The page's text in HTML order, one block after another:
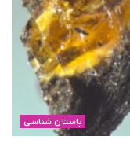
باستان شناسی